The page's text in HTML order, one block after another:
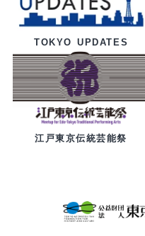
TOKYO UPDATES
江戸東京伝統芸能祭